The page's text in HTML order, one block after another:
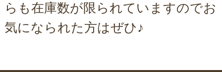
らも在庫数が限られていますのでお
気になられた方はぜひ♪